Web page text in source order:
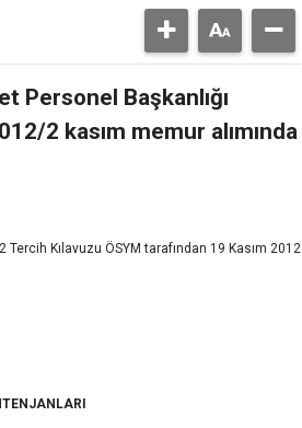
Personel Başkanlığı
2 kasım memur alımında
Tercih Kılavuzu ÖSYM tarafından 19 Kasım 2012